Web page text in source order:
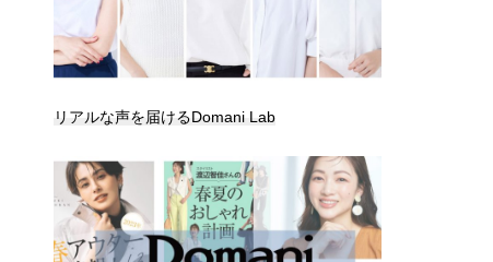
リアルな声を届けるDomani Lab